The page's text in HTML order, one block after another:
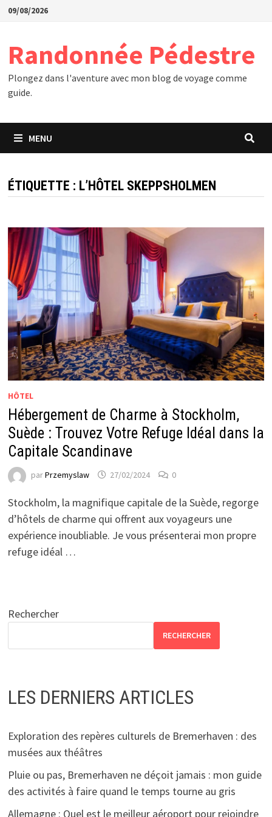
Passer
09/08/2026
Randonnée Pédestre
Plongez dans l'aventure avec mon blog de voyage comme
guide.
MENU
ÉTIQUETTE : L’HÔTEL SKEPPSHOLMEN
HÔTEL
Hébergement de Charme à Stockholm,
Suède : Trouvez Votre Refuge Idéal dans la
Capitale Scandinave
parPrzemyslaw 27/02/2024 0
Stockholm, la magnifique capitale de la Suède, regorge
d’hôtels de charme qui offrent aux voyageurs une
expérience inoubliable. Je vous présenterai mon propre
refuge idéal …
Rechercher
RECHERCHER
LES DERNIERS ARTICLES
Exploration des repères culturels de Bremerhaven : des
musées aux théâtres
Pluie ou pas, Bremerhaven ne déçoit jamais : mon guide
des activités à faire quand le temps tourne au gris
Allemagne : Quel est le meilleur aéroport pour rejoindre